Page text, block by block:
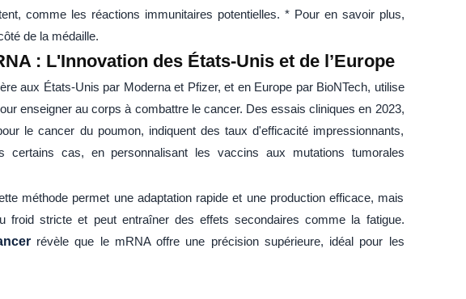
comme les réactions immunitaires potentielles. * Pour en savoir plus,
de la médaille.
: L'Innovation des États-Unis et de l’Europe
aux États-Unis par Moderna et Pfizer, et en Europe par BioNTech, utilise
enseigner au corps à combattre le cancer. Des essais cliniques en 2023,
le cancer du poumon, indiquent des taux d'efficacité impressionnants,
certains cas, en personnalisant les vaccins aux mutations tumorales
méthode permet une adaptation rapide et une production efficace, mais
froid stricte et peut entraîner des effets secondaires comme la fatigue.
révèle que le mRNA offre une précision supérieure, idéal pour les